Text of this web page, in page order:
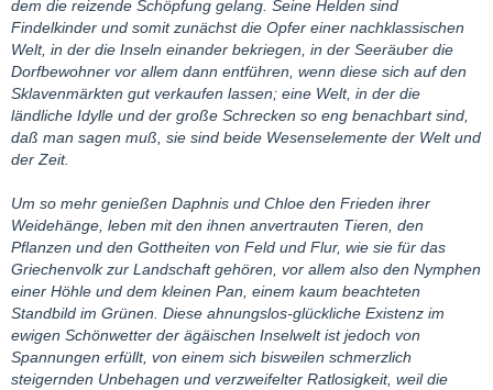
dem die reizende Schöpfung gelang. Seine Helden sind
Findelkinder und somit zunächst die Opfer einer nachklassischen
Welt, in der die Inseln einander bekriegen, in der Seeräuber die
Dorfbewohner vor allem dann entführen, wenn diese sich auf den
Sklavenmärkten gut verkaufen lassen; eine Welt, in der die
ländliche Idylle und der große Schrecken so eng benachbart sind,
daß man sagen muß, sie sind beide Wesenselemente der Welt und
der Zeit.
Um so mehr genießen Daphnis und Chloe den Frieden ihrer
Weidehänge, leben mit den ihnen anvertrauten Tieren, den
Pflanzen und den Gottheiten von Feld und Flur, wie sie für das
Griechenvolk zur Landschaft gehören, vor allem also den Nymphen
einer Höhle und dem kleinen Pan, einem kaum beachteten
Standbild im Grünen. Diese ahnungslos-glückliche Existenz im
ewigen Schönwetter der ägäischen Inselwelt ist jedoch von
Spannungen erfüllt, von einem sich bisweilen schmerzlich
steigernden Unbehagen und verzweifelter Ratlosigkeit, weil die